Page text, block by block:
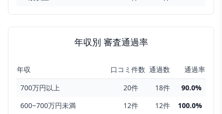
年収別 審査通過率
年収 口コミ件数 通過数
通過率
700万円以上
20件 18件 90.0%
600~700万円未満
12件 12件 100.0%